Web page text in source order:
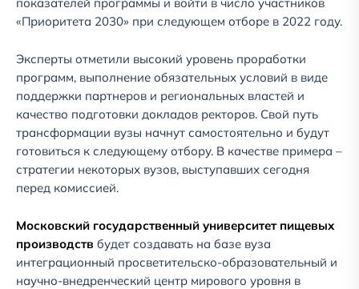
«Приоритета 2030» при следующем отборе в 2022 году.
Эксперты отметили высокий уровень проработки
программ, выполнение обязательных условий в виде
поддержки партнеров и региональных властей и
качество подготовки докладов ректоров. Свой путь
трансформации вузы начнут самостоятельно и будут
готовиться к следующему отбору. В качестве примера –
стратегии некоторых вузов, выступавших сегодня
перед комиссией.
Московский государственный университет пищевых
производств будет создавать на базе вуза
интеграционный просветительско-образовательный и
научно-внедренческий центр мирового уровня в